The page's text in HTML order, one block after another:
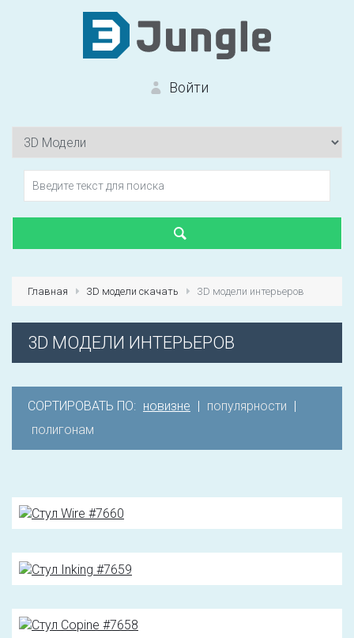
Войти
Главная 3D модели скачать 3D модели интерьеров
3D МОДЕЛИ ИНТЕРЬЕРОВ
СОРТИРОВАТЬ ПО: новизне | популярности |
полигонам